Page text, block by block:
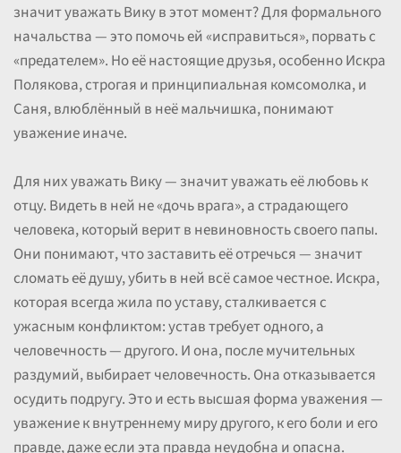
значит уважать Вику в этот момент? Для формального
начальства — это помочь ей «исправиться», порвать с
«предателем». Но её настоящие друзья, особенно Искра
Полякова, строгая и принципиальная комсомолка, и
Саня, влюблённый в неё мальчишка, понимают
уважение иначе.
Для них уважать Вику — значит уважать её любовь к
отцу. Видеть в ней не «дочь врага», а страдающего
человека, который верит в невиновность своего папы.
Они понимают, что заставить её отречься — значит
сломать её душу, убить в ней всё самое честное. Искра,
которая всегда жила по уставу, сталкивается с
ужасным конфликтом: устав требует одного, а
человечность — другого. И она, после мучительных
раздумий, выбирает человечность. Она отказывается
осудить подругу. Это и есть высшая форма уважения —
уважение к внутреннему миру другого, к его боли и его
правде, даже если эта правда неудобна и опасна.